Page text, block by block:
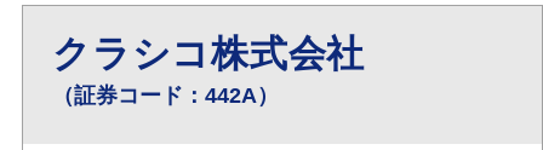
クラシコ株式会社
（証券コード：442A）